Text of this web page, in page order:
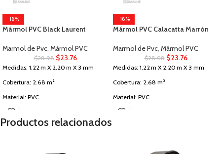
-18%
Mármol PVC Black Laurent
Marmol de Pvc, Mármol PVC
$28.98 $23.76
Medidas: 1.22 m X 2.20 m X 3 mm
Cobertura: 2.68 m²
Material: PVC
Uso: Paredes Interiores
-18%
Mármol PVC Calacatta Marrón
Marmol de Pvc, Mármol PVC
$28.98 $23.76
Medidas: 1.22 m X 2.20 m X 3 mm
Cobertura: 2.68 m²
Material: PVC
Uso: Paredes Interiores
Productos relacionados